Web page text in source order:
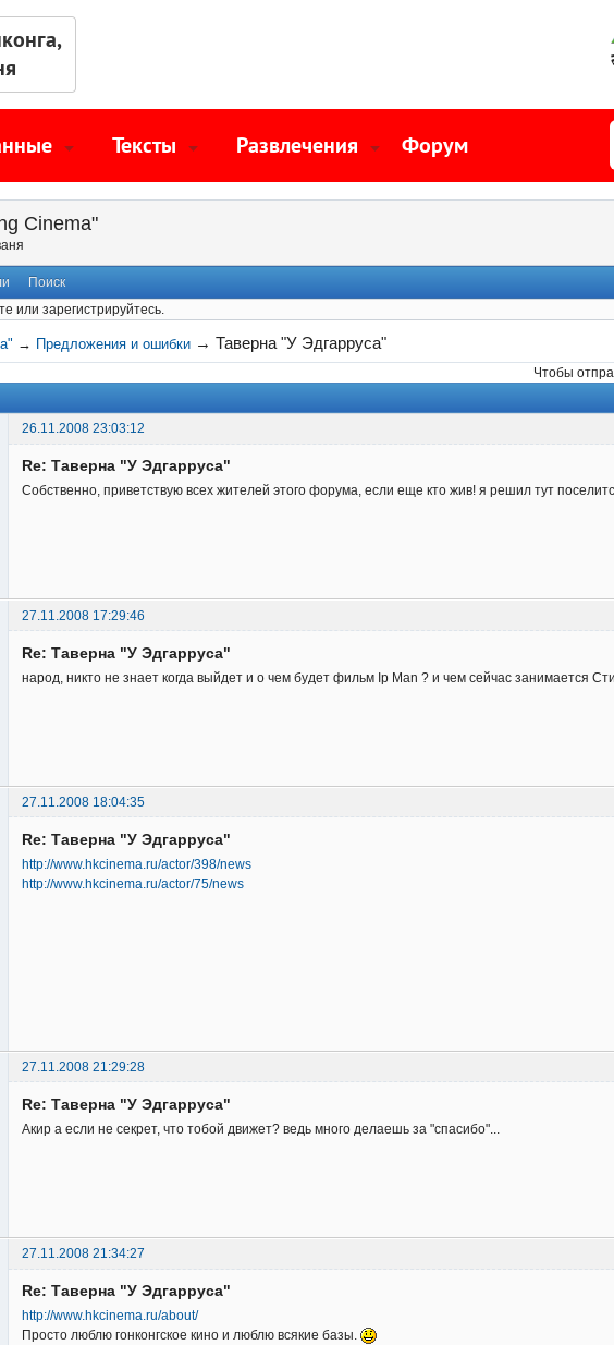
Тексты Развлечения Форум
Cinema"
Поиск
или зарегистрируйтесь.
→ Предложения и ошибки →Таверна "У Эдгарруса"
Чтобы
26.11.2008 23:03:12
Re: Таверна "У Эдгарруса"
Собственно, приветствую всех жителей этого форума, если еще кто жив! я решил тут
27.11.2008 17:29:46
Re: Таверна "У Эдгарруса"
народ, никто не знает когда выйдет и о чем будет фильм Ip Man ? и чем сейчас занимается
27.11.2008 18:04:35
Re: Таверна "У Эдгарруса"
http://www.hkcinema.ru/actor/398/news
http://www.hkcinema.ru/actor/75/news
27.11.2008 21:29:28
Re: Таверна "У Эдгарруса"
Акир а если не секрет, что тобой движет? ведь много делаешь за "спасибо"...
27.11.2008 21:34:27
Re: Таверна "У Эдгарруса"
http://www.hkcinema.ru/about/
Просто люблю гонконгское кино и люблю всякие базы.